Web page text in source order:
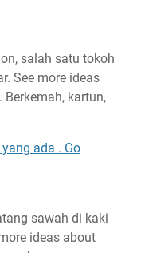
salah satu tokoh
See more ideas
kartun,
sawah di kaki
ideas about